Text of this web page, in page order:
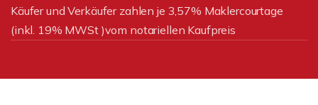
Käufer und Verkäufer zahlen je 3,57% Maklercourtage
(inkl. 19% MWSt )vom notariellen Kaufpreis